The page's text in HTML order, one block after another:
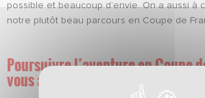
possible et beaucoup d’envie. On a aussi
notre plutôt beau parcours en Coupe de
Poursuivre l’aventure en Coupe
vous aider en championnat ?